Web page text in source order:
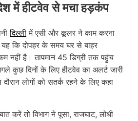
में हीटवेव से मचा हड़कंप
दिल्ली में एसी और कूलर ने काम करना
कि दोपहर के समय घर से बाहर
नहीं है। तापमान 45 डिग्री तक पहुंच
कुछ दिनों के लिए हीटवेव का अलर्ट जारी
लोगों को सतर्क रहने के लिए कहा
करें तो विभाग ने पूसा, राजघाट, लोधी